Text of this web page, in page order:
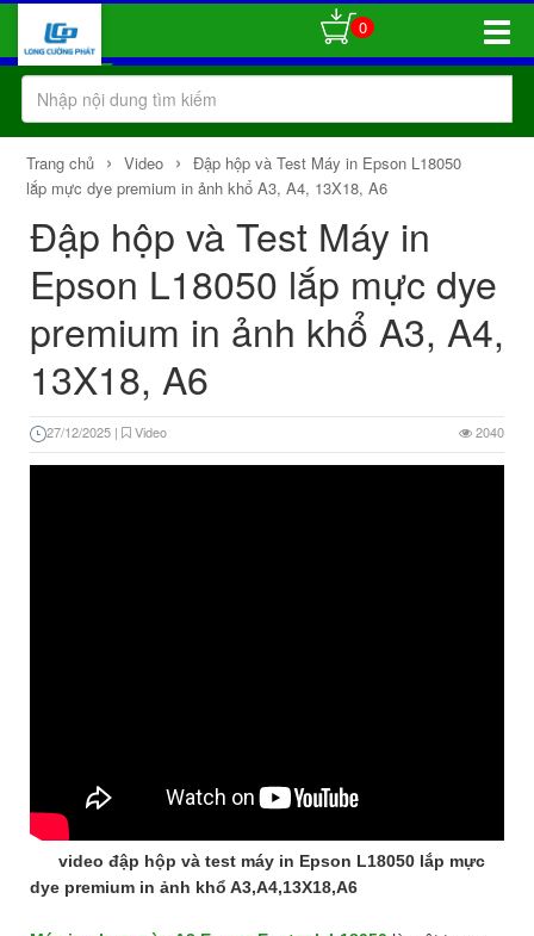
Toggle
0
Trang chủ › Video › Đập hộp và Test Máy in Epson L18050
lắp mực dye premium in ảnh khổ A3, A4, 13X18, A6
Đập hộp và Test Máy in
Epson L18050 lắp mực dye
premium in ảnh khổ A3, A4,
13X18, A6
27/12/2025 | Video 2040
video đập hộp và test máy in Epson L18050 lắp mực
dye premium in ảnh khổ A3,A4,13X18,A6